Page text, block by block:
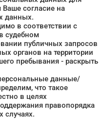
согласие на
данных.
в соответствии с
судебном
публичных запросов
органов на территории
пребывания - раскрыть
данные/
что такое
в целях
правопорядка